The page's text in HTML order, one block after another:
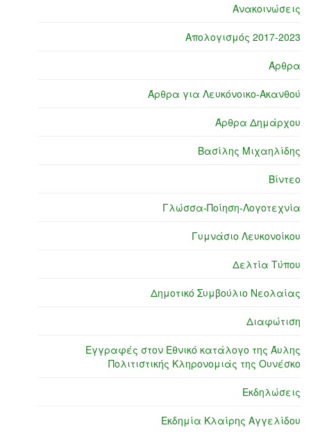
Ανακοινώσεις
Απολογισμός 2017-2023
Άρθρα
Άρθρα για Λευκόνοικο-Ακανθού
Άρθρα Δημάρχου
Βασίλης Μιχαηλίδης
Βίντεο
Γλώσσα-Ποίηση-Λογοτεχνία
Γυμνάσιο Λευκονοίκου
Δελτία Τύπου
Δημοτικό Συμβούλιο Νεολαίας
Διαφώτιση
Εγγραφές στον Εθνικό κατάλογο της Άυλης
Πολιτιστικής Κληρονομιάς της Ουνέσκο
Εκδηλώσεις
Εκδημία Κλαίρης Αγγελίδου